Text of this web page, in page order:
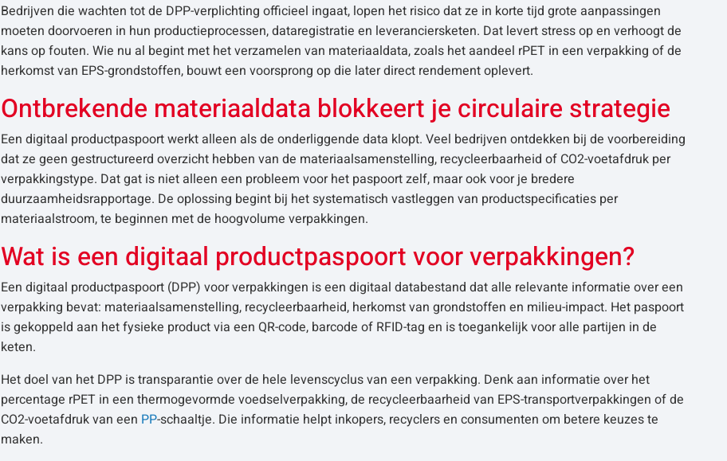
Bedrijven die wachten tot de DPP-verplichting officieel ingaat, lopen het risico dat ze in korte tijd grote aanpassingen
moeten doorvoeren in hun productieprocessen, dataregistratie en leveranciersketen. Dat levert stress op en verhoogt de
kans op fouten. Wie nu al begint met het verzamelen van materiaaldata, zoals het aandeel rPET in een verpakking of de
herkomst van EPS-grondstoffen, bouwt een voorsprong op die later direct rendement oplevert.
Ontbrekende materiaaldata blokkeert je circulaire strategie
Een digitaal productpaspoort werkt alleen als de onderliggende data klopt. Veel bedrijven ontdekken bij de voorbereiding
dat ze geen gestructureerd overzicht hebben van de materiaalsamenstelling, recycleerbaarheid of CO2-voetafdruk per
verpakkingstype. Dat gat is niet alleen een probleem voor het paspoort zelf, maar ook voor je bredere
duurzaamheidsrapportage. De oplossing begint bij het systematisch vastleggen van productspecificaties per
materiaalstroom, te beginnen met de hoogvolume verpakkingen.
Wat is een digitaal productpaspoort voor verpakkingen?
Een digitaal productpaspoort (DPP) voor verpakkingen is een digitaal databestand dat alle relevante informatie over een
verpakking bevat: materiaalsamenstelling, recycleerbaarheid, herkomst van grondstoffen en milieu-impact. Het paspoort
is gekoppeld aan het fysieke product via een QR-code, barcode of RFID-tag en is toegankelijk voor alle partijen in de
keten.
Het doel van het DPP is transparantie over de hele levenscyclus van een verpakking. Denk aan informatie over het
percentage rPET in een thermogevormde voedselverpakking, de recycleerbaarheid van EPS-transportverpakkingen of de
CO2-voetafdruk van een PP-schaaltje. Die informatie helpt inkopers, recyclers en consumenten om betere keuzes te
maken.